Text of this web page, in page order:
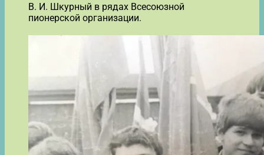
В. И. Шкурный в рядах Всесоюзной
пионерской организации.